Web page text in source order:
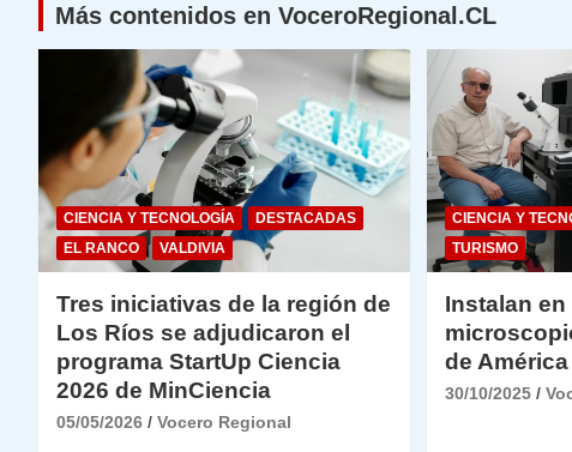
entradas
Más contenidos en VoceroRegional.CL
CIENCIA Y TECNOLOGÍA
DESTACADAS
EL RANCO
VALDIVIA
Tres iniciativas de la región de
Los Ríos se adjudicaron el
programa StartUp Ciencia
2026 de MinCiencia
05/05/2026 Vocero Regional
CIENCIA Y
TURISMO
Instalan en
de
30/10/2025